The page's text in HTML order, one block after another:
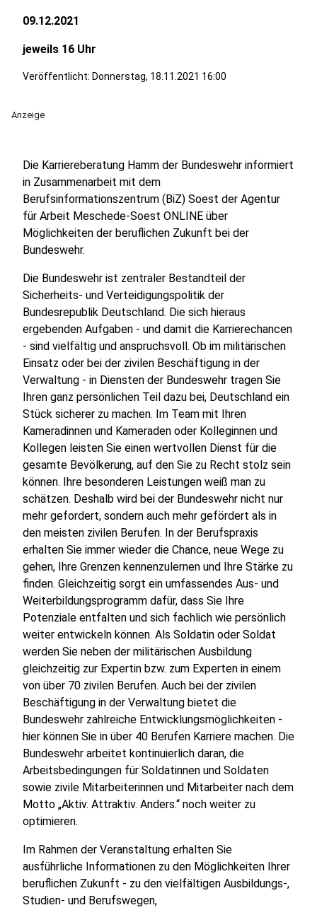
09.12.2021
jeweils 16 Uhr
Veröffentlicht: Donnerstag, 18.11.2021 16:00
Anzeige
Die Karriereberatung Hamm der Bundeswehr informiert
in Zusammenarbeit mit dem
Berufsinformationszentrum (BiZ) Soest der Agentur
für Arbeit Meschede-Soest ONLINE über
Möglichkeiten der beruflichen Zukunft bei der
Bundeswehr.
Die Bundeswehr ist zentraler Bestandteil der
Sicherheits- und Verteidigungspolitik der
Bundesrepublik Deutschland. Die sich hieraus
ergebenden Aufgaben - und damit die Karrierechancen
- sind vielfältig und anspruchsvoll. Ob im militärischen
Einsatz oder bei der zivilen Beschäftigung in der
Verwaltung - in Diensten der Bundeswehr tragen Sie
Ihren ganz persönlichen Teil dazu bei, Deutschland ein
Stück sicherer zu machen. Im Team mit Ihren
Kameradinnen und Kameraden oder Kolleginnen und
Kollegen leisten Sie einen wertvollen Dienst für die
gesamte Bevölkerung, auf den Sie zu Recht stolz sein
können. Ihre besonderen Leistungen weiß man zu
schätzen. Deshalb wird bei der Bundeswehr nicht nur
mehr gefordert, sondern auch mehr gefördert als in
den meisten zivilen Berufen. In der Berufspraxis
erhalten Sie immer wieder die Chance, neue Wege zu
gehen, Ihre Grenzen kennenzulernen und Ihre Stärke zu
finden. Gleichzeitig sorgt ein umfassendes Aus- und
Weiterbildungsprogramm dafür, dass Sie Ihre
Potenziale entfalten und sich fachlich wie persönlich
weiter entwickeln können. Als Soldatin oder Soldat
werden Sie neben der militärischen Ausbildung
gleichzeitig zur Expertin bzw. zum Experten in einem
von über 70 zivilen Berufen. Auch bei der zivilen
Beschäftigung in der Verwaltung bietet die
Bundeswehr zahlreiche Entwicklungsmöglichkeiten -
hier können Sie in über 40 Berufen Karriere machen. Die
Bundeswehr arbeitet kontinuierlich daran, die
Arbeitsbedingungen für Soldatinnen und Soldaten
sowie zivile Mitarbeiterinnen und Mitarbeiter nach dem
Motto „Aktiv. Attraktiv. Anders.“ noch weiter zu
optimieren.
Im Rahmen der Veranstaltung erhalten Sie
ausführliche Informationen zu den Möglichkeiten Ihrer
beruflichen Zukunft - zu den vielfältigen Ausbildungs-,
Studien- und Berufswegen,